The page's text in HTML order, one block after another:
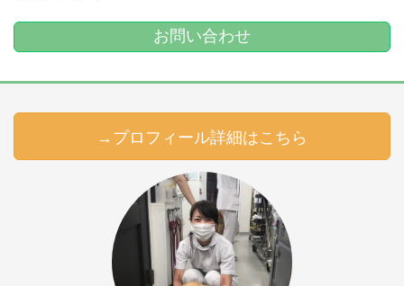
お問い合わせ
→プロフィール詳細はこちら